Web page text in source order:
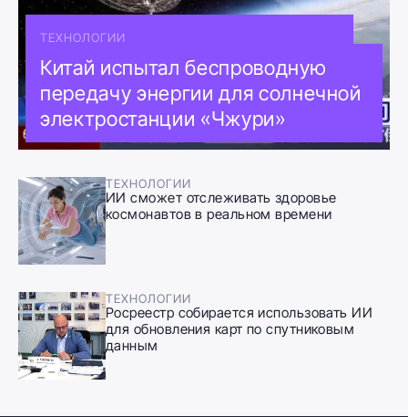
ТЕХНОЛОГИИ
Китай испытал беспроводную
передачу энергии для солнечной
электростанции «Чжури»
ТЕХНОЛОГИИ
ИИ сможет отслеживать здоровье
космонавтов в реальном времени
ТЕХНОЛОГИИ
Росреестр собирается использовать ИИ
для обновления карт по спутниковым
данным